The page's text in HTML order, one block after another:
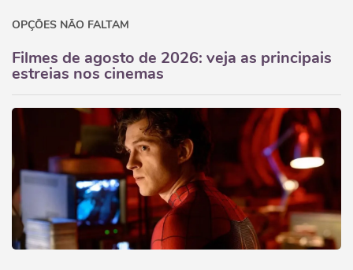
OPÇÕES NÃO FALTAM
Filmes de agosto de 2026: veja as principais
estreias nos cinemas